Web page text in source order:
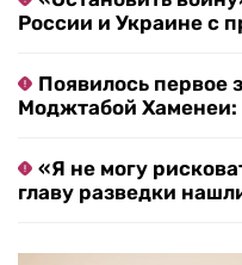
России и Украине с
Появилось первое
Моджтабой Хаменеи:
«Я не могу
главу разведки